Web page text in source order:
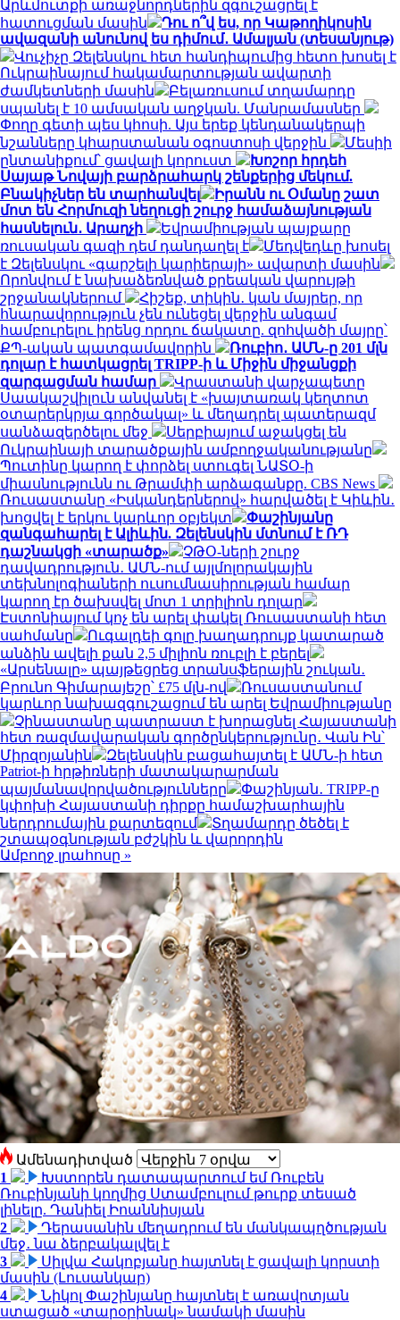
Արևմուտքի առաջնորդներին զգուշացրել է
հատուցման մասին
Դու ո՞վ ես, որ Կաթողիկոսին
ավազանի անունով ես դիմում․ Ամալյան (տեսանյութ)
Վուչիչը Զելենսկու հետ հանդիպումից հետո խոսել է
Ուկրաինայում հակամարտության ավարտի
ժամկետների մասին
Բելառուսում տղամարդը
սպանել է 10 ամսական աղջկան. Մանրամասներ
Փողը գետի պես կհոսի. Այս երեք կենդանակերպի
նշանները կհարստանան օգոստոսի վերջին
Մեսիի
ընտանիքում՝ ցավալի կորուստ
Խոշոր հրդեհ
Սայաթ Նովայի բարձրահարկ շենքերից մեկում.
Բնակիչներ են տարհանվել
Իրանն ու Օմանը շատ
մոտ են Հորմուզի նեղուցի շուրջ համաձայնության
հասնելուն․ Արաղչի
Եվրամիության պայքարը
ռուսական գազի դեմ դանդաղել է
Մեդվեդևը խոսել
է Զելենսկու «գարշելի կարիերայի» ավարտի մասին
Որոնվում է նախաձեռնված քրեական վարույթի
շրջանակներում
Հիշեք, տիկին․ կան մայրեր, որ
հնարավորություն չեն ունեցել վերջին անգամ
համբուրելու իրենց որդու ճակատը. զոհվածի մայրը՝
ՔՊ-ական պատգամավորին
Ռուբիո․ ԱՄՆ-ը 201 մլն
դոլար է հատկացրել TRIPP-ի և Միջին միջանցքի
զարգացման համար
Վրաստանի վարչապետը
Սաակաշվիլուն անվանել է «խայտառակ կեղտոտ
օտարերկրյա գործակալ» և մեղադրել պատերազմ
սանձազերծելու մեջ
Սերբիայում աջակցել են
Ուկրաինայի տարածքային ամբողջականությանը
Պուտինը կարող է փորձել ստուգել ՆԱՏՕ-ի
միասնությունն ու Թրամփի արձագանքը. CBS News
Ռուսաստանը «Իսկանդերներով» հարվածել է Կիևին․
խոցվել է երկու կարևոր օբյեկտ
Փաշինյանը
զանգահարել է Ալիևին. Զելենսկին մտնում է ՌԴ
դաշնակցի «տարածք»
ՉԹՕ-ների շուրջ
դավադրություն․ ԱՄՆ-ում այլմոլորակային
տեխնոլոգիաների ուսումնասիրության համար
կարող էր ծախսվել մոտ 1 տրիլիոն դոլար
Էստոնիայում կոչ են արել փակել Ռուսաստանի հետ
սահմանը
Ուգալդեի գոլը խաղադրույք կատարած
անձին ավելի քան 2,5 միլիոն ռուբլի է բերել
«Արսենալը» պայթեցրեց տրանսֆերային շուկան․
Բրունո Գիմարայեշը՝ £75 մլն-ով
Ռուսաստանում
կարևոր նախազգուշացում են արել Եվրամիությանը
Չինաստանը պատրաստ է խորացնել Հայաստանի
հետ ռազմավարական գործընկերությունը․ Վան Ին՝
Միրզոյանին
Զելենսկին բացահայտել է ԱՄՆ-ի հետ
Patriot-ի հրթիռների մատակարարման
պայմանավորվածությունները
Փաշինյան․ TRIPP-ը
կփոխի Հայաստանի դիրքը համաշխարհային
ներդրումային քարտեզում
Տղամարդը ծեծել է
շտապօգնության բժշկին և վարորդին
Ամբողջ լրահոսը »
Ամենադիտված
1
Խստորեն դատապարտում եմ Ռուբեն
Ռուբինյանի կողմից Ստամբուլում թուրք տեսած
լինելը. Դանիել Իոաննիսյան
2
Դերասանին մեղադրում են մանկապղծության
մեջ․ նա ձերբակալվել է
3
Սիլվա Հակոբյանը հայտնել է ցավալի կորստի
մասին (Լուսանկար)
4
Նիկոլ Փաշինյանը հայտնել է առավոտյան
ստացած «տարօրինակ» նամակի մասին